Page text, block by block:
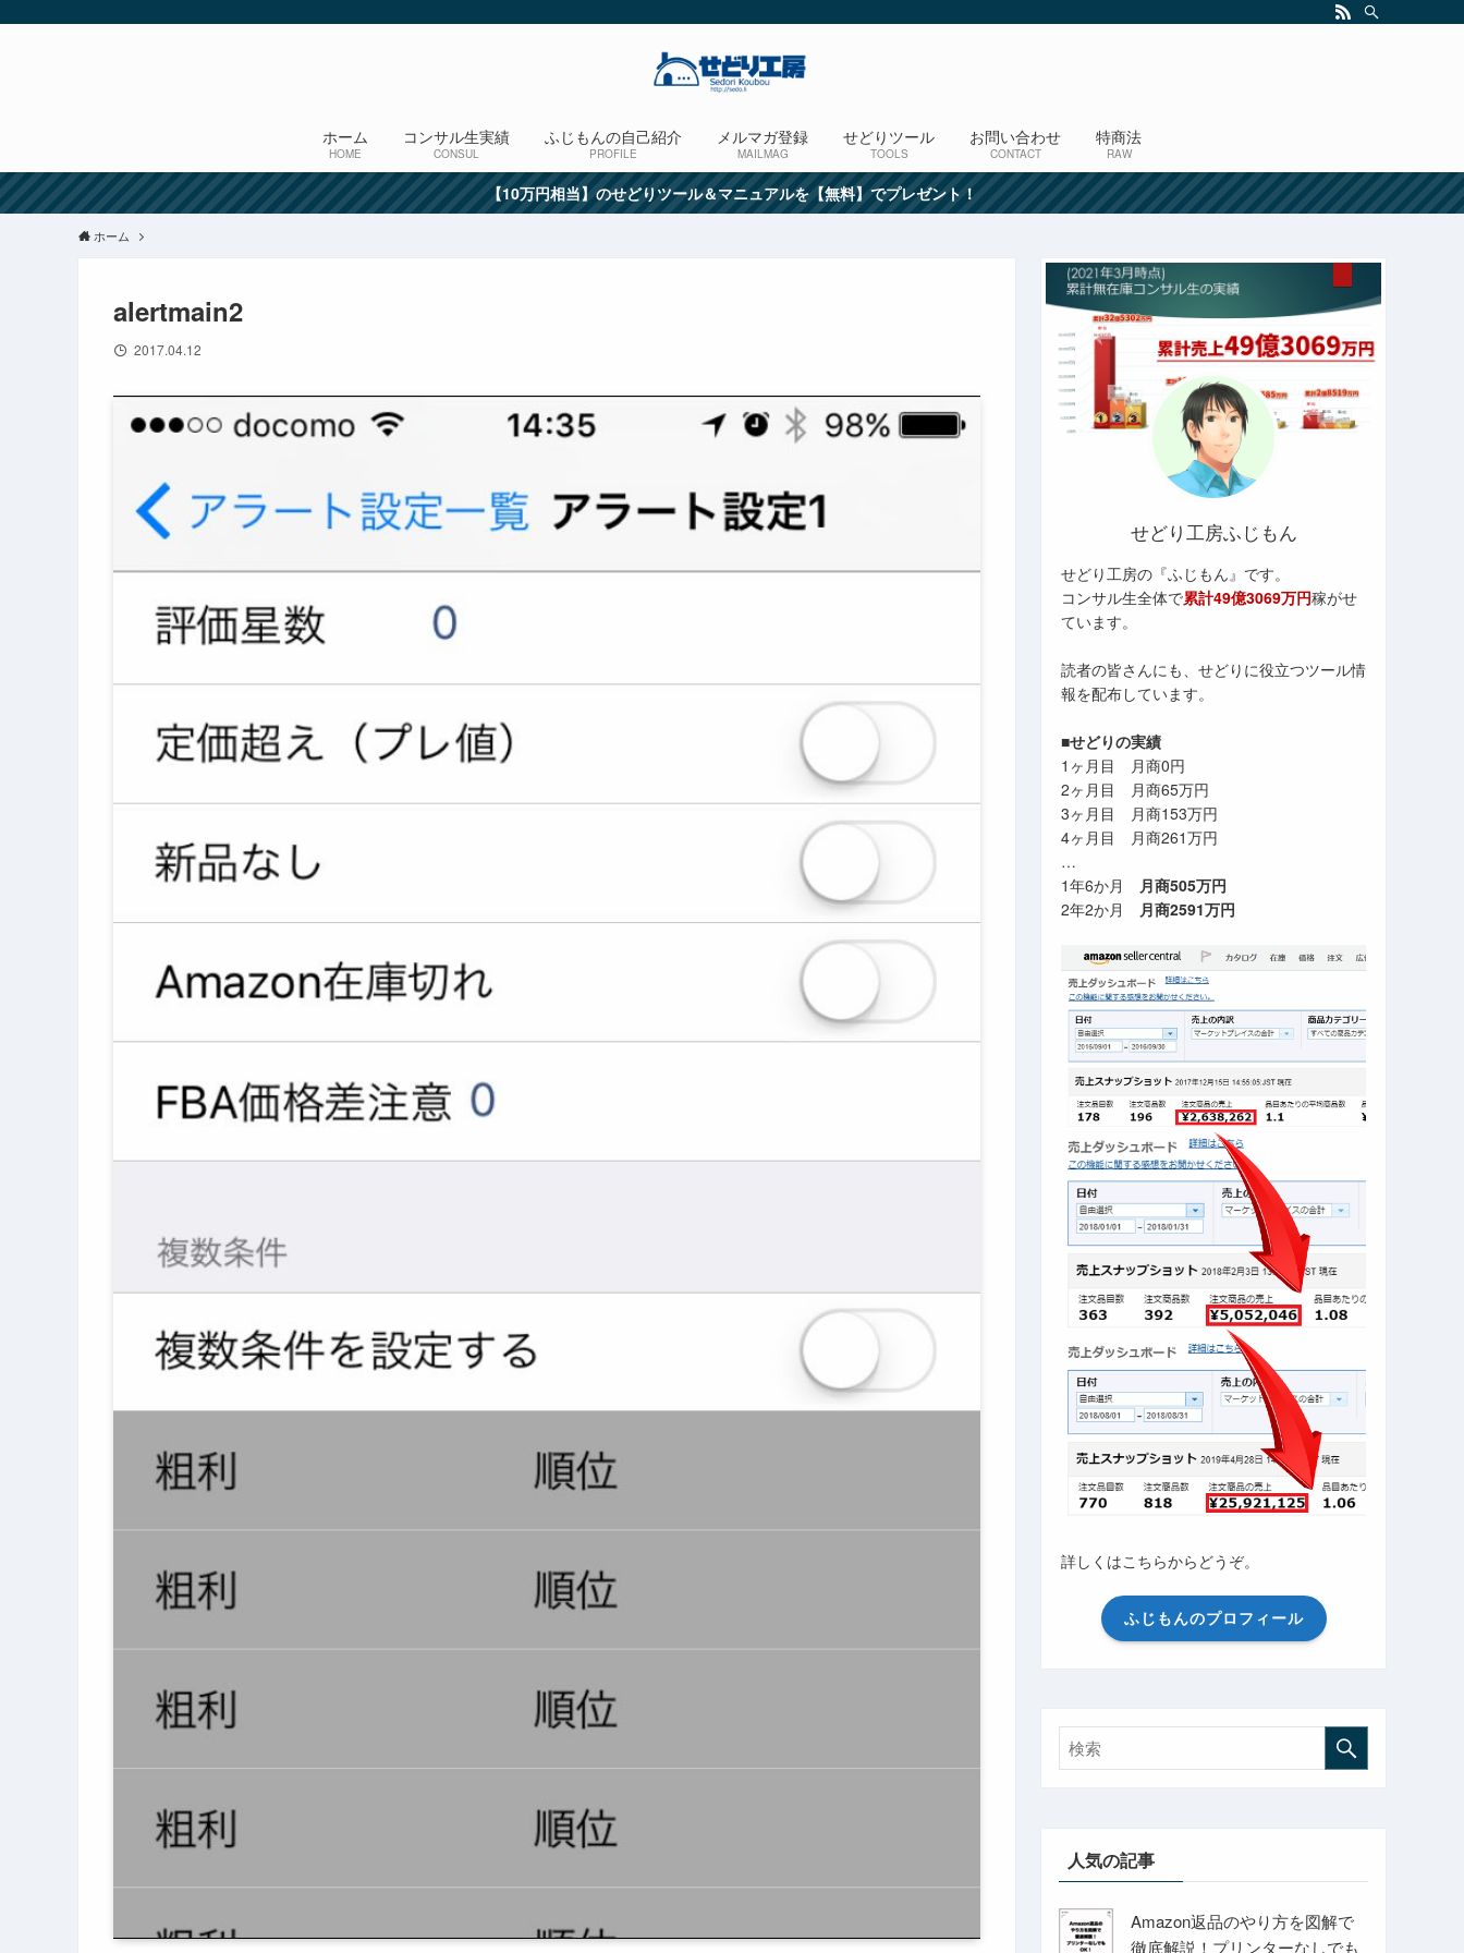
ホーム
HOME
コンサル生実績
CONSUL
ふじもんの自己紹介
PROFILE
メルマガ登録
MAILMAG
せどりツール
TOOLS
お問い合わせ
CONTACT
特商法
RAW
【10万円相当】のせどりツール＆マニュアルを【無料】でプレゼント！
ホーム
alertmain2
2017.04.12
せどり工房ふじもん
せどり工房の『ふじもん』です。
コンサル生全体で累計49億3069万円稼がせ
ています。
読者の皆さんにも、せどりに役立つツール情
報を配布しています。
■せどりの実績
1ヶ月目 月商0円
2ヶ月目 月商65万円
3ヶ月目 月商153万円
4ヶ月目 月商261万円
…
1年6か月 月商505万円
2年2か月 月商2591万円
詳しくはこちらからどうぞ。
ふじもんのプロフィール
人気の記事
Amazon返品のやり方を図解で
徹底解説！プリンターなしでも